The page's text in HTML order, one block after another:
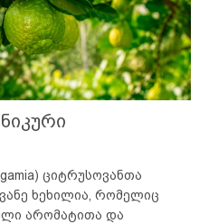
ციტრუსოვანთა
ხეხილია, რომელიც
არომატითა და